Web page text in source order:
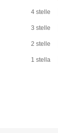
4 stelle
3 stelle
2 stelle
1 stella